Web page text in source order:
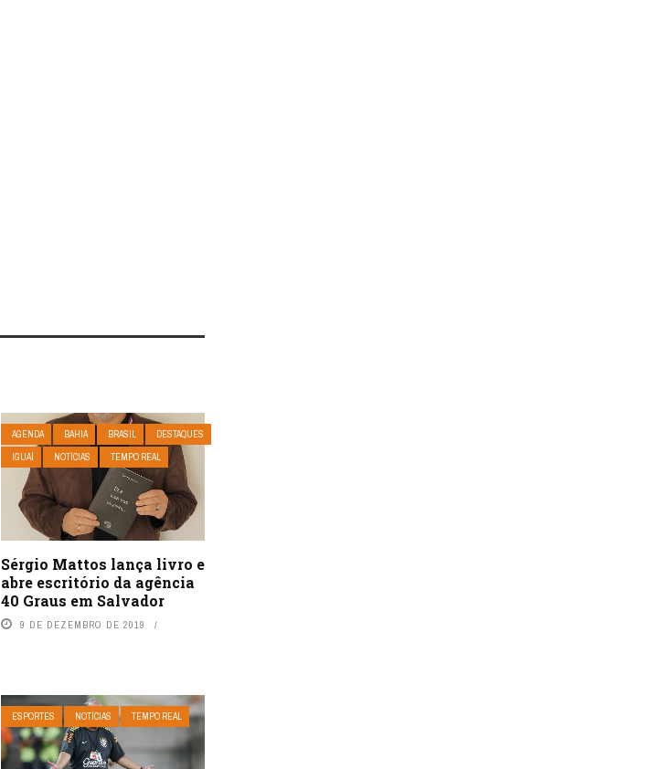
AGENDA BAHIA BRASIL
DESTAQUES
IGUAÍ
NOTÍCIAS TEMPO REAL
Sérgio Mattos lança livro e
abre escritório da agência
40 Graus em Salvador
9 DE DEZEMBRO DE 2019
ESPORTES NOTÍCIAS TEMPO REAL